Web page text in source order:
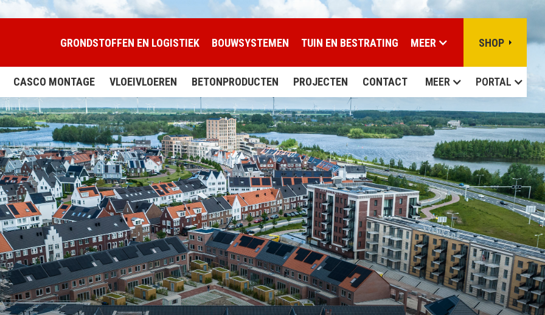
CASCO MONTAGE VLOEIVLOEREN BETONPRODUCTEN PROJECTEN CONTACT MEER PORTAL
GRONDSTOFFEN EN LOGISTIEK BOUWSYSTEMEN TUIN EN BESTRATING MEER SHOP